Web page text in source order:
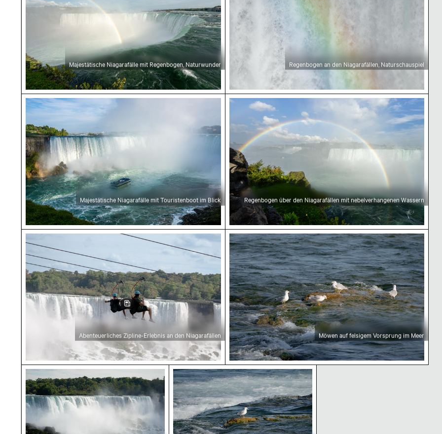
Majestätische Niagarafälle mit Regenbogen, Naturwunder Regenbogen an den Niagarafällen, Naturschauspiel
Majestätische Niagarafälle mit Touristenboot im Blick
Majestätische Niagarafälle mit Touristenboot im Blick
Regenbogen über den Niagarafällen mit
Regenbogen über den Niagarafällen mit nebelverhangenen Wassern
Abenteuerliches Zipline-Erlebnis an den Niagarafällen
Abenteuerliches Zipline-Erlebnis an den Niagarafällen
Möwen auf felsigem Vorsprung im Meer
Möwen auf felsigem Vorsprung im Meer
Majestätische Niagarafälle in natürlicher PrachtMöwe auf felsiger Küstenlinie mit Wellen